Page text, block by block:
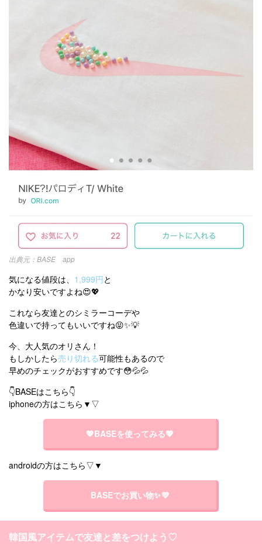
BASE app
気になる値段は、 1,999円と
かなり安いですよね😍💖
これなら友達とのシミラーコーデや
色違いで持ってもいいですね😝✨💡
今、大人気のオリさん！
もしかしたら売り切れる可能性もあるので
早めのチェックがおすすめです😳💦💦
👇BASEはこちら👇
iphoneの方はこちら▼▽
💖BASEを使ってみる💖
androidの方はこちら▽▼
BASEでお買い物✨💜
韓国風アイテムで友達と差をつけよう♡